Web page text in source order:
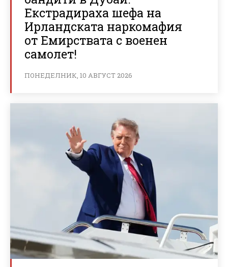
Екстрадираха шефа на
Ирландската наркомафия
от Емирствата с военен
самолет!
ПОНЕДЕЛНИК, 10 АВГУСТ 2026